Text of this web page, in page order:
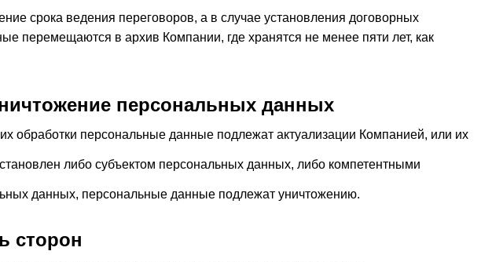
срока ведения переговоров, а в случае установления договорных
перемещаются в архив Компании, где хранятся не менее пяти лет, как
персональных данных
обработки персональные данные подлежат актуализации Компанией, или их
либо субъектом персональных данных, либо компетентными
данных, персональные данные подлежат уничтожению.
сторон